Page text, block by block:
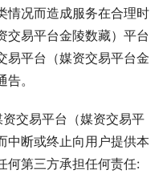
情况而造成服务在合理时
交易平台金陵数藏）平台
易平台（媒资交易平台金
。
交易平台（媒资交易平
中断或终止向用户提供本
何第三方承担任何责任: